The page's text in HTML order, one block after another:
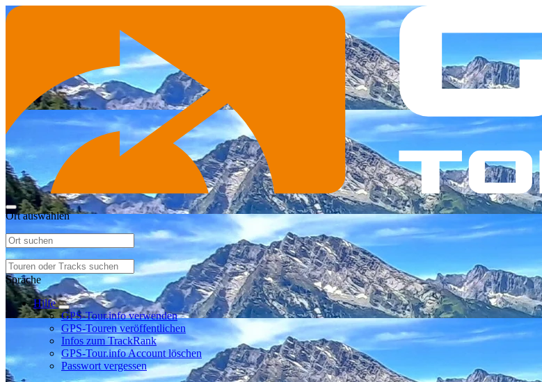
Ort auswählen
Sprache
Hilfe
GPS-Tour.info verwenden
GPS-Touren veröffentlichen
Infos zum TrackRank
GPS-Tour.info Account löschen
Passwort vergessen